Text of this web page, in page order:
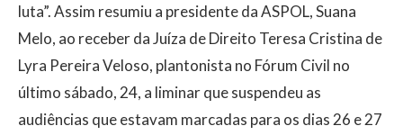
luta”. Assim resumiu a presidente da ASPOL, Suana
Melo, ao receber da Juíza de Direito Teresa Cristina de
Lyra Pereira Veloso, plantonista no Fórum Civil no
último sábado, 24, a liminar que suspendeu as
audiências que estavam marcadas para os dias 26 e 27